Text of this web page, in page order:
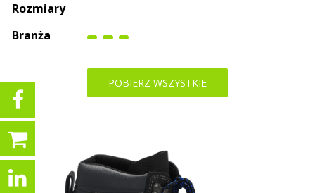
Rozmiary
Branża
POBIERZ WSZYSTKIE